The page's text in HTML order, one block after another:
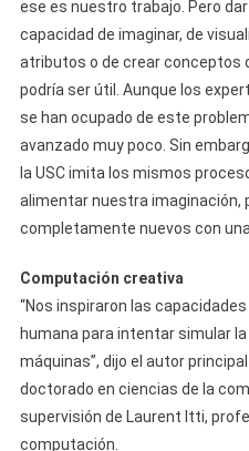
ese es nuestro trabajo. Pero
capacidad de imaginar, de
atributos o de crear conceptos
podría ser útil. Aunque los
se han ocupado de este
avanzado muy poco. Sin
la USC imita los mismos
alimentar nuestra imaginación,
completamente nuevos con
Computación creativa
“Nos inspiraron las
humana para intentar simular
máquinas”, dijo el autor
doctorado en ciencias de la
supervisión de Laurent Itti,
computación.